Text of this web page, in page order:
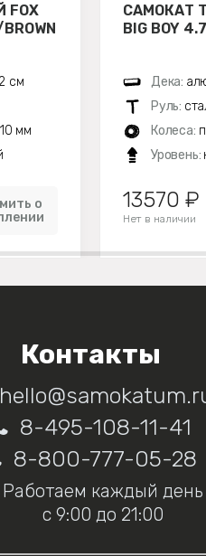
см
мм
о
САМОКАТ
BIG BOY
Дека:
Руль:
Колеса:
Уровень:
13570 ₽
Нет в наличии
Контакты
8-495-108-11-41
8-800-777-05-28
Работаем каждый день
с 9:00 до 21:00